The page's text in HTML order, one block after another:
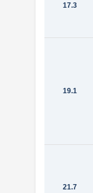
17.3
19.1
21.7